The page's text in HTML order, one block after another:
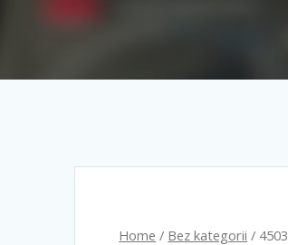
Home / Bez kategorii / 4503